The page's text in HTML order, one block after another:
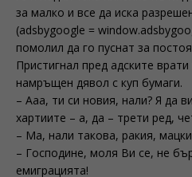
за малко и все да иска
(adsbygoogle =
помолил да го пуснат за
Пристигнал пред адските
намръщен дявол с куп бумаги.
– Ааа, ти си новия, нали? Я да
хартиите – а, да – трети ред,
– Ма, нали такова, ракия,
– Господине, моля Ви се, не
емиграцията!